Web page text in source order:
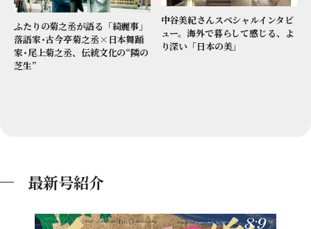
ふたりの菊之丞が語る「綺麗事」
落語家･古今亭菊之丞×日本舞踊
家･尾上菊之丞、伝統文化の“隣の
芝生”
中谷美紀さんスペシャルインタビ
ュー。海外で暮らして感じる、よ
り深い「日本の美」
最新号紹介